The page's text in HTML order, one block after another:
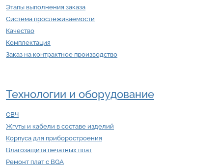
Этапы выполнения заказа
Система прослеживаемости
Качество
Комплектация
Заказ на контрактное производство
Технологии и оборудование
СВЧ
Жгуты и кабели в составе изделий
Корпуса для приборостроения
Влагозащита печатных плат
Ремонт плат с BGA